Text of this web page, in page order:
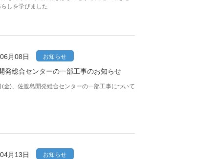
らしを学びました
月08日 お知らせ
発総合センターの一部工事のお知らせ
(金)、佐渡島開発総合センターの一部工事について
月13日 お知らせ